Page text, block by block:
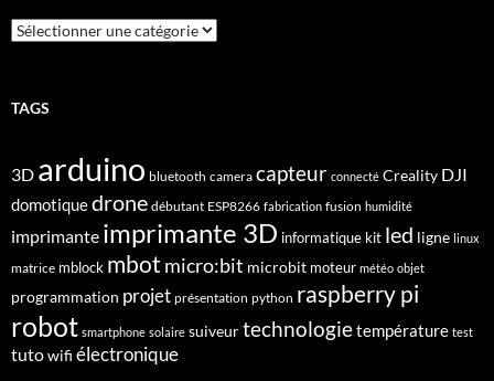
Catégories
TAGS
3D arduino bluetooth camera capteur connecté Creality DJI
domotiquedrone débutant ESP8266 fabrication fusion humidité
imprimante imprimante 3D informatique kit led ligne linux
matrice mblock mbot micro:bit microbit moteur météo objet
programmation projet présentation python raspberry pi
robot smartphone solaire suiveurtechnologietempérature test
tutowifi électronique